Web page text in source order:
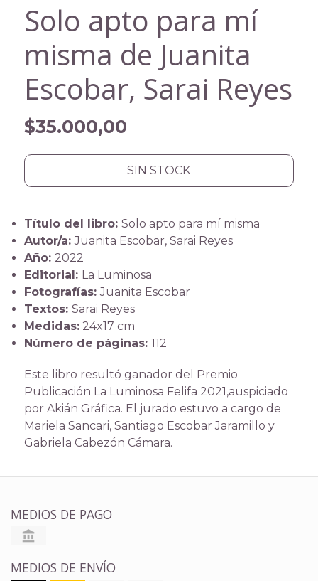
Solo apto para mí
misma de Juanita
Escobar, Sarai Reyes
$35.000,00
SIN STOCK
Título del libro: Solo apto para mí misma
Autor/a:Juanita Escobar, Sarai Reyes
Año: 2022
Editorial: La Luminosa
Fotografías:Juanita Escobar
Textos: Sarai Reyes
Medidas:24x17 cm
Número de páginas: 112
Este libro resultó ganador del Premio
Publicación La Luminosa Felifa 2021,auspiciado
por Akián Gráfica. El jurado estuvo a cargo de
Mariela Sancari, Santiago Escobar Jaramillo y
Gabriela Cabezón Cámara.
MEDIOS DE PAGO
MEDIOS DE ENVÍO